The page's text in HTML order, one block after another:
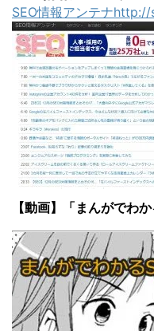
SEO情報アンテナ
【動画】「まんがでわか